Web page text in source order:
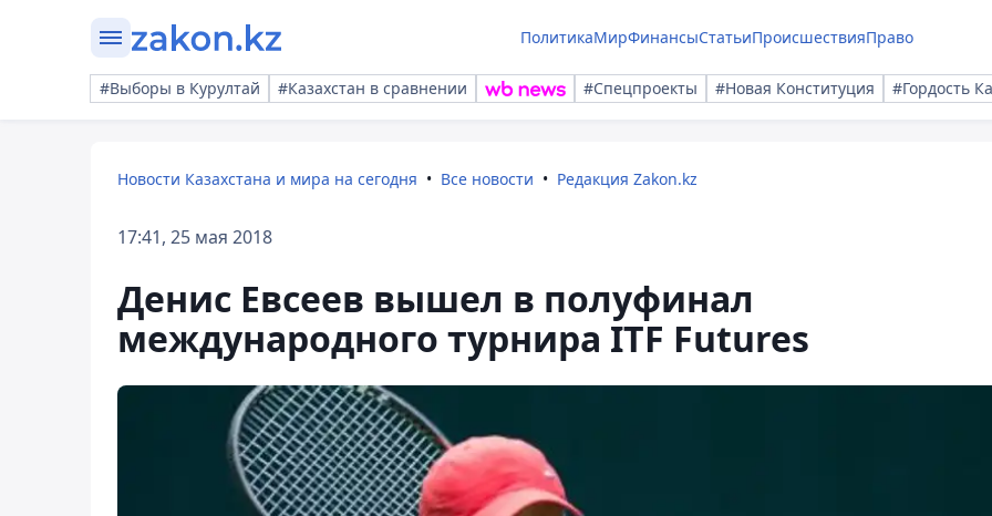
ПолитикаМирФинансыСтатьиПроисшествияПраво
#Выборы в Курултай #Казахстан в сравнении #Спецпроекты #Новая Конституция #Гордость
Новости Казахстана и мира на сегодня Все новости Редакция Zakon.kz
17:41, 25 мая 2018
Денис Евсеев вышел в полуфинал
международного турнира ITF Futures